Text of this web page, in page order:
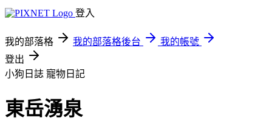
登入
我的部落格 我的部落格後台
我的帳號
登出
小狗日誌 寵物日記
東岳湧泉